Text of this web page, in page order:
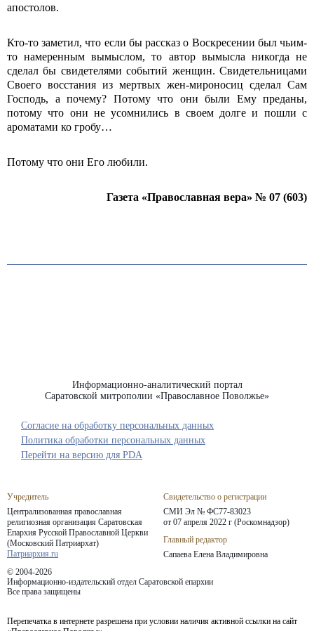
апостолов.
Кто-то заметил, что если бы рассказ о Воскресении был чьим-
то намеренным вымыслом, то автор вымысла никогда не
сделал бы свидетелями событий женщин. Свидетельницами
Своего восстания из мертвых жен-мироносиц сделал Сам
Господь, а почему? Потому что они были Ему преданы,
потому что они не усомнились в своем долге и пошли с
ароматами ко гробу…
Потому что они Его любили.
Газета «Православная вера» № 07 (603)
Информационно-аналитический портал
Саратовской митрополии «Православное Поволжье»
Учредитель
Централизованная православная
религиозная организация Саратовская
Епархия Русской Православной Церкви
(Московский Патриархат)
Патриархия.ru
Свидетельство о регистрации
СМИ Эл № ФС77-83023
от 07 апреля 2022 г (Роскомнадзор)
Главный редактор
Сапаева Елена Владимировна
© 2004-2026
Информационно-издательский отдел Саратовской епархии
Все права защищены
Согласие на обработку персональных данных
Политика обработки персональных данных
Перепечатка в интернете разрешена при условии наличия активной ссылки на сайт
Перейти на версию для PDA